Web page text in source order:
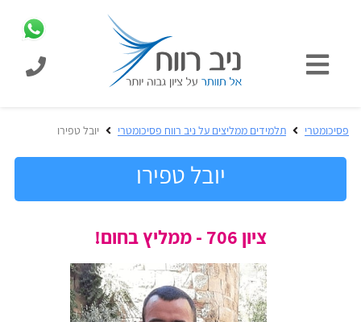
כניסת
תלמידים
המוצרים
מבית
רווח
פסיכומטרי תלמידים ממליצים על ניב רווח פסיכומטרי יובל טפירו
יובל טפירו
ציון 706 - ממליץ בחום!